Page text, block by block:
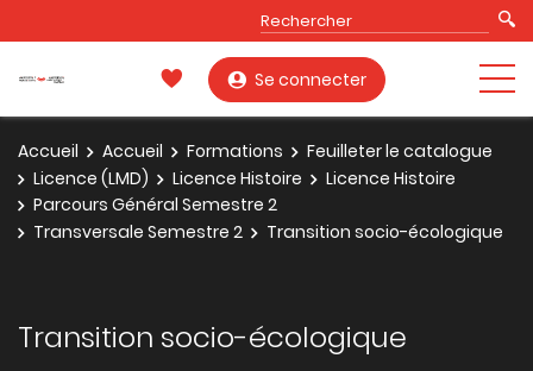
Se connecter
Accueil Accueil Formations
Feuilleter le catalogue
Licence (LMD)
Licence Histoire
Licence Histoire
Parcours Général Semestre 2
Transversale Semestre 2
Transition socio-écologique
Transition socio-écologique